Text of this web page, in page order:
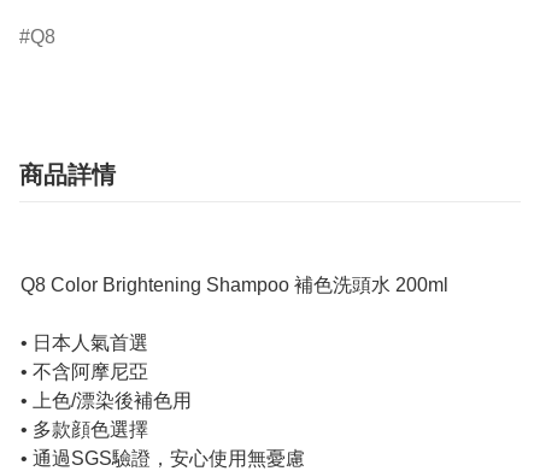
Q8
商品詳情
Q8 Color Brightening Shampoo 補色洗頭水 200ml
• 日本人氣首選
• 不含阿摩尼亞
• 上色/漂染後補色用
• 多款顔色選擇
• 通過SGS驗證，安心使用無憂慮